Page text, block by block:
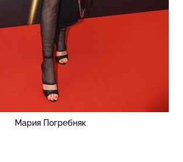
Мария Погребняк